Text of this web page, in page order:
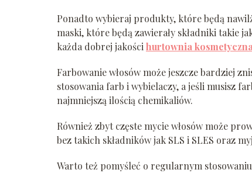
Ponadto wybieraj produkty, które będą
maski, które będą zawierały składniki takie
każda dobrej jakościhurtownia
Farbowanie włosów może jeszcze bardziej
stosowania farb i wybielaczy, a jeśli musisz
najmniejszą ilością chemikaliów.
Również zbyt częste mycie włosów może
bez takich składników jak SLS i SLES oraz
Warto też pomyśleć o regularnym